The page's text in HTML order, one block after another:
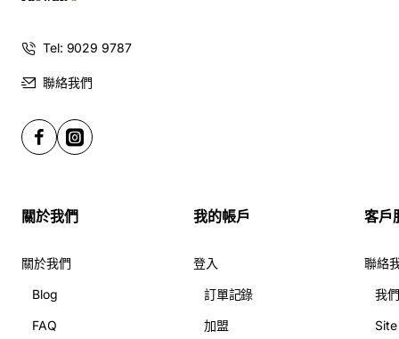
Tel: 9029 9787
聯絡我們
關於我們
關於我們
Blog
FAQ
我的帳戶
登入
訂單記錄
加盟
客戶
聯絡
我